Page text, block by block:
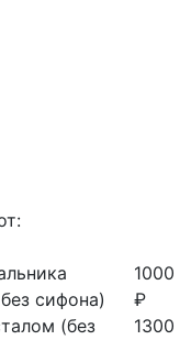
сифона)
1000
₽
(без
1300